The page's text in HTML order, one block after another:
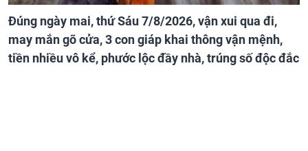
Đúng ngày mai, thứ Sáu 7/8/2026, vận xui qua đi,
may mắn gõ cửa, 3 con giáp khai thông vận mệnh,
tiền nhiều vô kể, phước lộc đầy nhà, trúng số độc đắc